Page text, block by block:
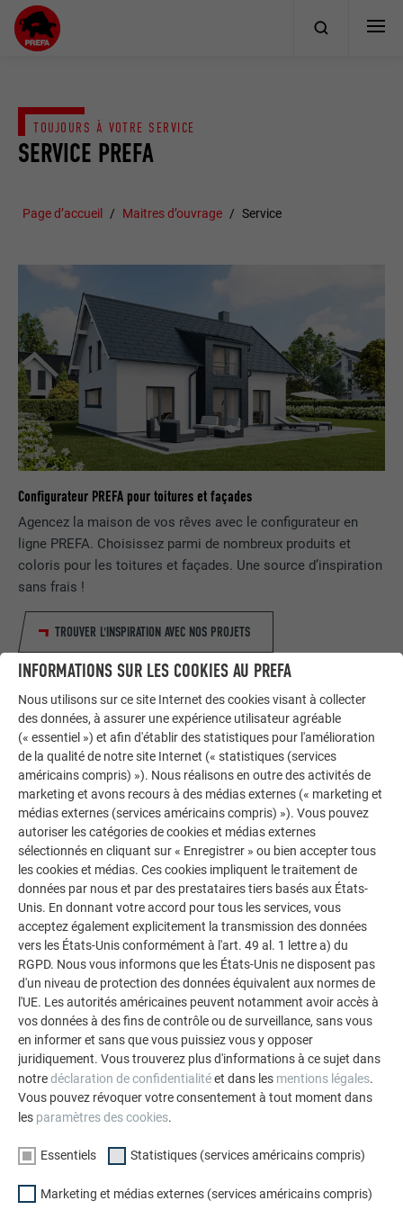
SERVICE PREFA
TOUJOURS À VOTRE SERVICE
Page d’accueil Maitres d’ouvrage Service
Configurateur PREFA pour toitures et façades
Agencez la maison de vos rêves avec le configurateur en
ligne PREFA. Choisissez parmi de nombreux produits et
coloris pour les toitures et façades. Une source d’inspiration
sans frais !
TROUVER L'INSPIRATION AVEC NOS PROJETS
Votre maison au look PREFA
Nous vous présentons un montage photo de l’aspect
qu’aurait votre maison avec une toiture ou une façade
PREFA.
DEMANDER UN MONTAGE PHOTO MAINTENANT
INFORMATIONS SUR LES COOKIES AU PREFA
Nous utilisons sur ce site Internet des cookies visant à collecter
des données, à assurer une expérience utilisateur agréable
(« essentiel ») et afin d'établir des statistiques pour l'amélioration
de la qualité de notre site Internet (« statistiques (services
américains compris) »). Nous réalisons en outre des activités de
marketing et avons recours à des médias externes (« marketing et
médias externes (services américains compris) »). Vous pouvez
autoriser les catégories de cookies et médias externes
sélectionnés en cliquant sur « Enregistrer » ou bien accepter tous
les cookies et médias. Ces cookies impliquent le traitement de
données par nous et par des prestataires tiers basés aux États-
Unis. En donnant votre accord pour tous les services, vous
acceptez également explicitement la transmission des données
vers les États-Unis conformément à l'art. 49 al. 1 lettre a) du
RGPD. Nous vous informons que les États-Unis ne disposent pas
d'un niveau de protection des données équivalent aux normes de
l'UE. Les autorités américaines peuvent notamment avoir accès à
vos données à des fins de contrôle ou de surveillance, sans vous
en informer et sans que vous puissiez vous y opposer
juridiquement. Vous trouverez plus d'informations à ce sujet dans
notredéclaration de confidentialitéet dans les mentions légales.
Vous pouvez révoquer votre consentement à tout moment dans
les paramètres des cookies.
Essentiels Statistiques (services américains compris)
Marketing et médias externes (services américains compris)